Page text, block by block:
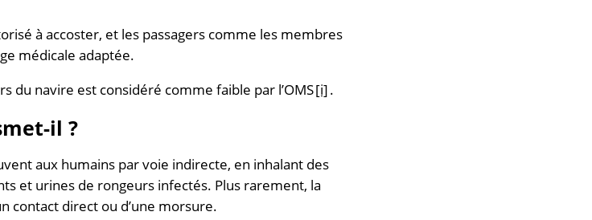
à accoster, et les passagers comme les membres
médicale adaptée.
du navire est considéré comme faible par l’OMS[i].
il ?
aux humains par voie indirecte, en inhalant des
et urines de rongeurs infectés. Plus rarement, la
contact direct ou d’une morsure.